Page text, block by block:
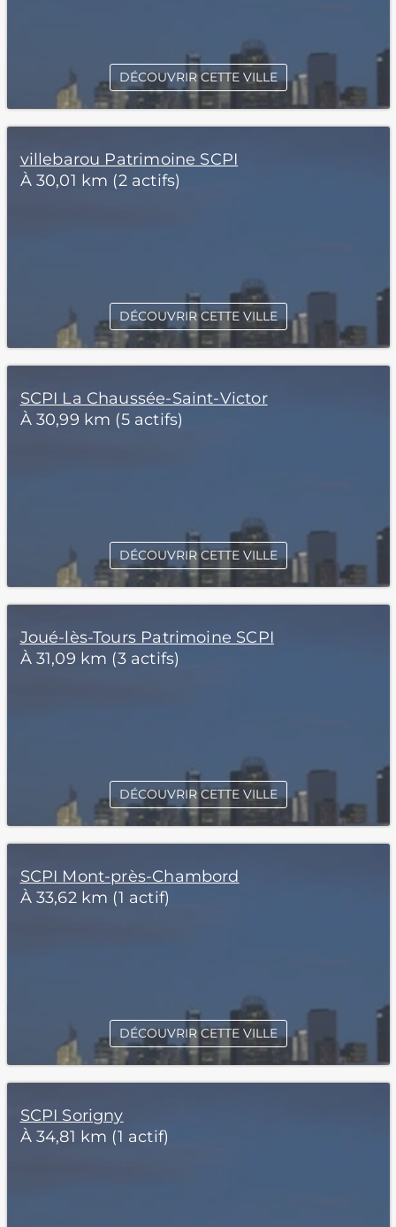
DÉCOUVRIR CETTE VILLE
villebarou Patrimoine SCPI
À 30,01 km (2 actifs)
DÉCOUVRIR CETTE VILLE
SCPI La Chaussée-Saint-Victor
À 30,99 km (5 actifs)
DÉCOUVRIR CETTE VILLE
Joué-lès-Tours Patrimoine SCPI
À 31,09 km (3 actifs)
DÉCOUVRIR CETTE VILLE
SCPI Mont-près-Chambord
À 33,62 km (1 actif)
DÉCOUVRIR CETTE VILLE
SCPI Sorigny
À 34,81 km (1 actif)